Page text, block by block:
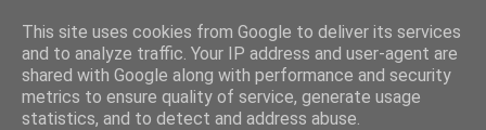
This site uses cookies from Google to deliver its services
and to analyze traffic. Your IP address and user-agent are
shared with Google along with performance and security
metrics to ensure quality of service, generate usage
statistics, and to detect and address abuse.